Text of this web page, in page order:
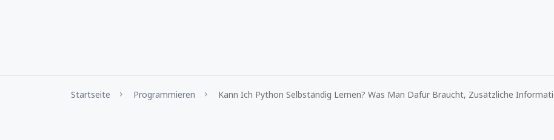
Startseite Programmieren Kann Ich Python Selbständig Lernen? Was Man Dafür Braucht, Zusätzliche